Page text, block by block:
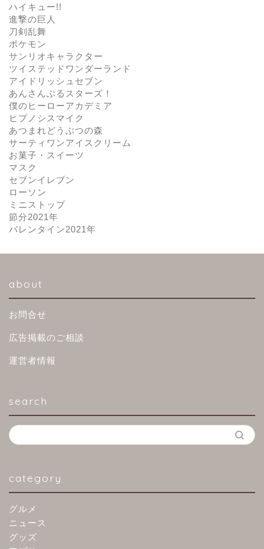
ハイキュー!!
進撃の巨人
刀剣乱舞
ポケモン
サンリオキャラクター
ツイステッドワンダーランド
アイドリッシュセブン
あんさんぶるスターズ！
僕のヒーローアカデミア
ヒプノシスマイク
あつまれどうぶつの森
サーティワンアイスクリーム
お菓子・スイーツ
マスク
セブンイレブン
ローソン
ミニストップ
節分2021年
バレンタイン2021年
about
お問合せ
広告掲載のご相談
運営者情報
search
category
グルメ
ニュース
グッズ